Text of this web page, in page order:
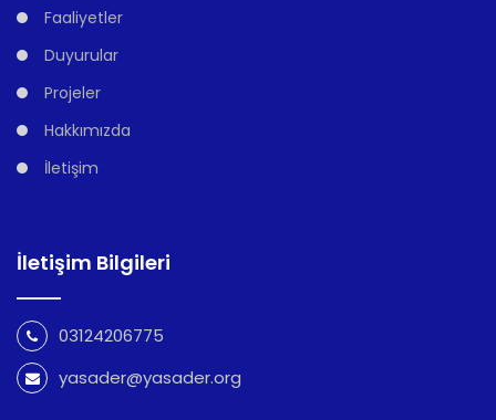
Faaliyetler
Duyurular
Projeler
Hakkımızda
İletişim
İletişim Bilgileri
03124206775
yasader@yasader.org